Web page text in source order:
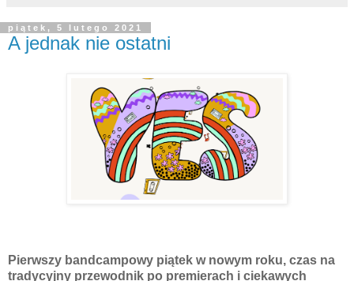
piątek, 5 lutego 2021
A jednak nie ostatni
Pierwszy bandcampowy piątek w nowym roku, czas na
tradycyjny przewodnik po premierach i ciekawych